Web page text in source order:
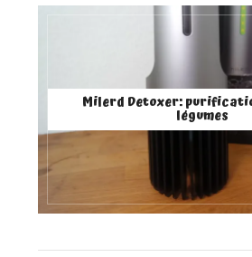
Milerd Detoxer:
légumes